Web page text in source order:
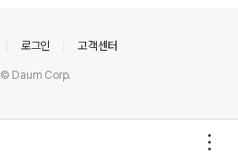
로그인 고객센터
© Daum Corp.